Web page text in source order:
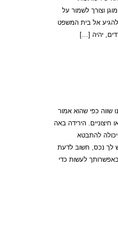
וצורך לשמור על
להגיע אל בית המשפט
יהיה […]
שווה כפי שהוא אמור
חיצוניים. הירידה באה
יכולה להתבטא
לך נכס, חשוב לדעת
לעשות כדי